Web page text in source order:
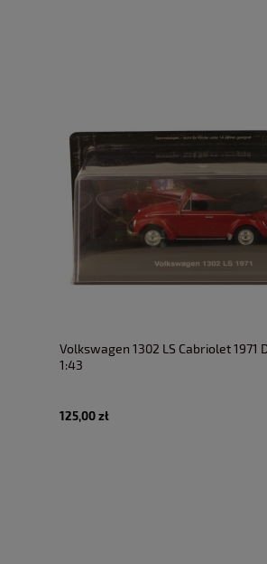
Volkswagen 1302 LS Cabriolet 1971
1:43
125,00 zł